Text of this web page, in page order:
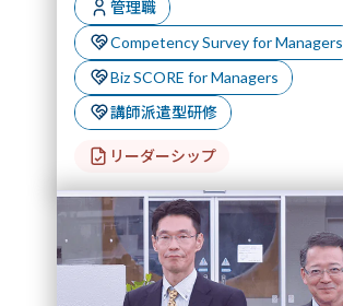
管理職
Competency Survey for Managers
Biz SCORE for Managers
講師派遣型研修
リーダーシップ